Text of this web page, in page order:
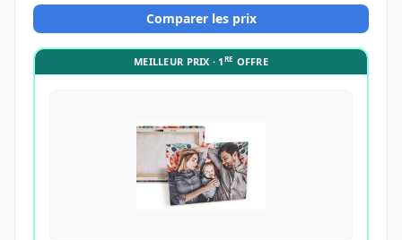
Comparer les prix
MEILLEUR PRIX · 1RE OFFRE